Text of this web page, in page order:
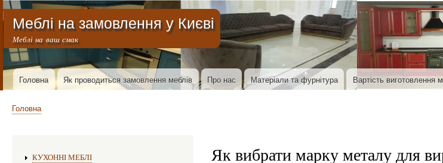
Перейти до
Меню облікового запису користувача
Меблі на замовлення у Києві
Меблі на ваш смак
Основна навіґація
Головна Як проводиться замовлення меблів Про нас Матеріали та фурнітура Вартість виготовлення
Рядок навіґації
Головна
Як вибрати марку металу для
КУХОННІ МЕБЛІ